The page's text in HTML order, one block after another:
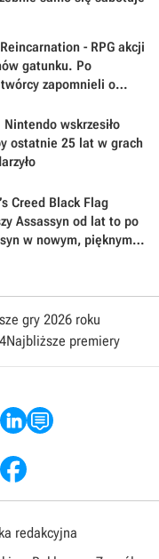
- RPG akcji
gatunku. Po
zapomnieli o
wskrzesiło
ostatnie 25 lat w grach
Creed Black Flag
Assassyn od lat to po
w nowym, pięknym
gry 2026 roku
Najbliższe premiery
redakcyjna